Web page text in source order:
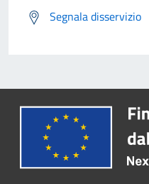
Segnala disservizio